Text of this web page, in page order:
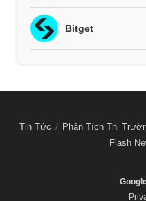
Bitget
Tin Tức Phân Tích Thị
Flash